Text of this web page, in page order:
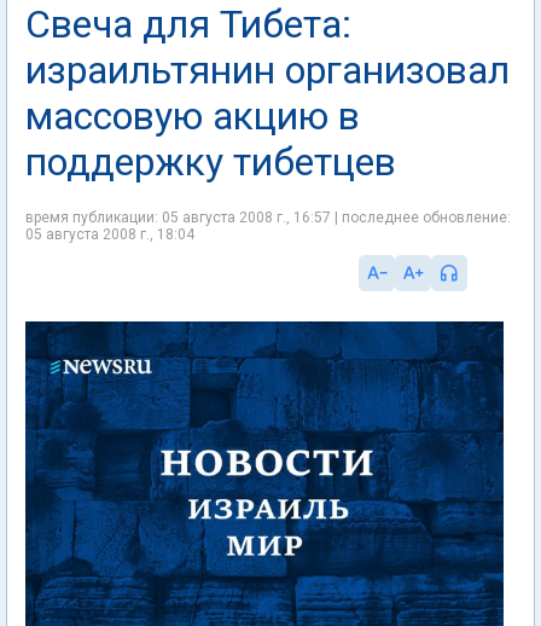
Свеча для Тибета:
израильтянин организовал
массовую акцию в
поддержку тибетцев
время публикации: 05 августа 2008 г., 16:57 | последнее обновление:
05 августа 2008 г., 18:04